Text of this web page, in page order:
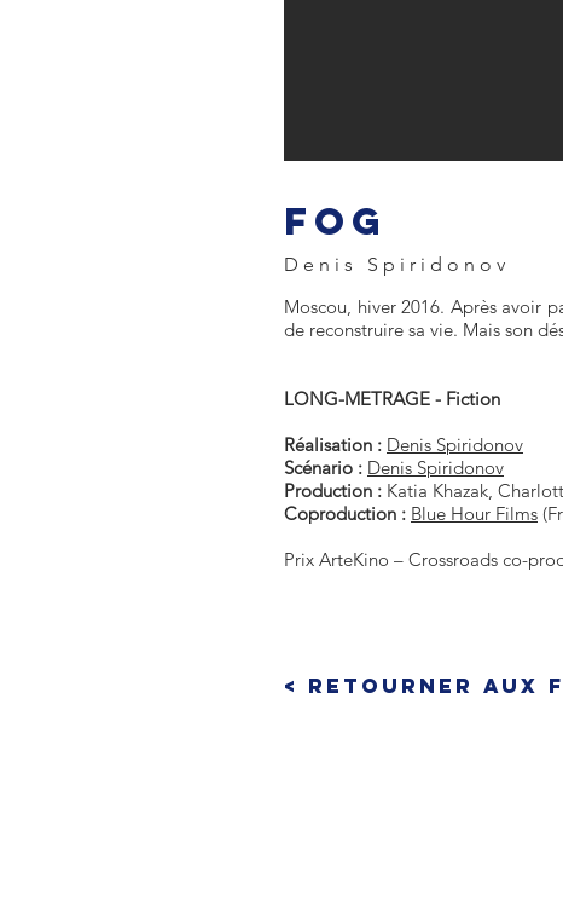
FOG
Denis Spiridonov
Moscou, hiver 2016. Après avoir
de reconstruire sa vie. Mais son
LONG-METRAGE - Fiction
Réalisation : Denis Spiridonov
Scénario : Denis Spiridonov
Production : Katia Khazak,
Coproduction : Blue Hour Films
Prix ArteKino – Crossroads co-
< Retourner aux